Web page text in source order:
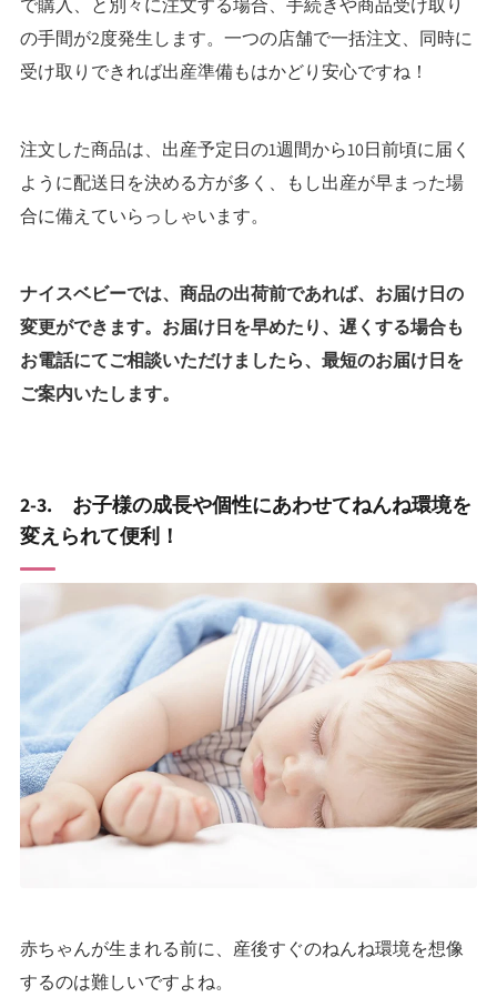
で購入、と別々に注文する場合、手続きや商品受け取り
の手間が2度発生します。一つの店舗で一括注文、同時に
受け取りできれば出産準備もはかどり安心ですね！
注文した商品は、出産予定日の1週間から10日前頃に届く
ように配送日を決める方が多く、もし出産が早まった場
合に備えていらっしゃいます。
ナイスベビーでは、商品の出荷前であれば、お届け日の
変更ができます。お届け日を早めたり、遅くする場合も
お電話にてご相談いただけましたら、最短のお届け日を
ご案内いたします。
2-3. お子様の成長や個性にあわせてねんね環境を
変えられて便利！
赤ちゃんが生まれる前に、産後すぐのねんね環境を想像
するのは難しいですよね。